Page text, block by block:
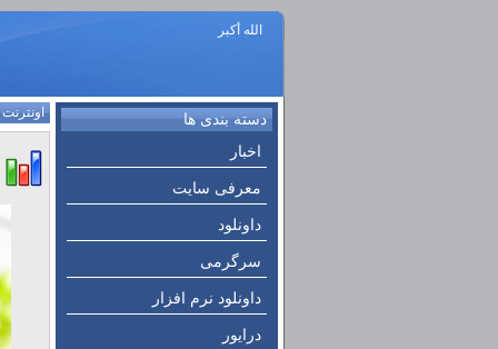
الله أكبر
دسته بندی ها
اخبار
معرفی سایت
داونلود
سرگرمی
داونلود نرم افزار
درایور
اونترنت